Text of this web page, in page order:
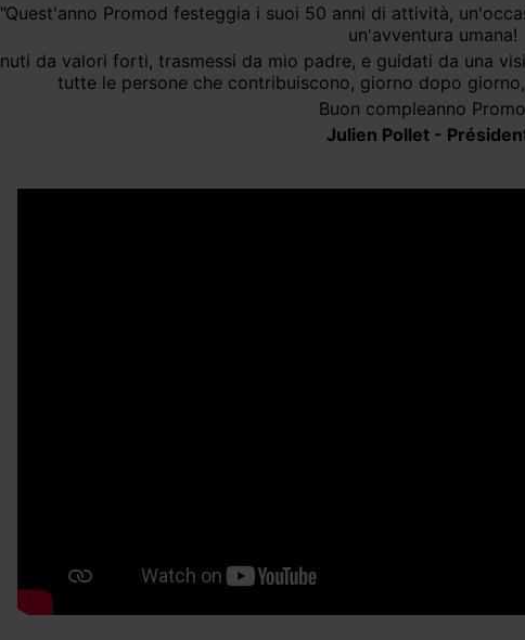
"Quest'anno Promod festeggia i suoi 50 anni di attività,
un'avventura umana!
tutte le persone che contribuiscono, giorno dopo
Buon compleanno
Julien Pollet -